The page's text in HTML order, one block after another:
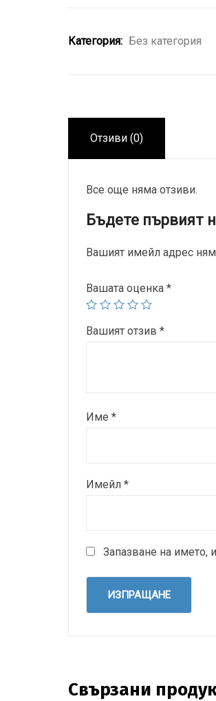
Категория: Без категория
Отзиви (0)
Все още няма отзиви.
Бъдете първият
Вашият имейл адрес
Вашата оценка *
Вашият отзив *
Име *
Имейл *
Запазване на името,
Свързани